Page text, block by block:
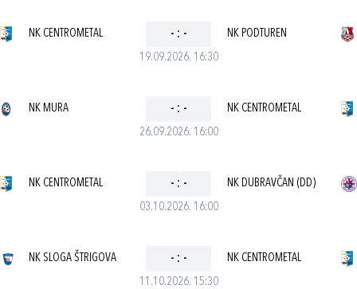
19.09.2026. 16:30
NK CENTROMETAL - : - NK PODTUREN
26.09.2026. 16:00
NK MURA - : - NK CENTROMETAL
03.10.2026. 16:00
NK CENTROMETAL - : - NK DUBRAVČAN (DD)
11.10.2026. 15:30
NK SLOGA ŠTRIGOVA - : - NK CENTROMETAL